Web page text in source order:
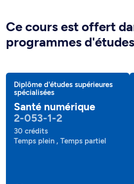
Ce cours est offert
programmes d'études
Diplôme d'études supérieures
spécialisées
Santé numérique
2-053-1-2
30 crédits
Temps plein , Temps partiel